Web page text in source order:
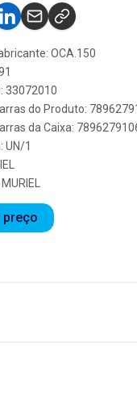
OCA.150
33072010
do Produto:
da Caixa:
UN/1
MURIEL
preço